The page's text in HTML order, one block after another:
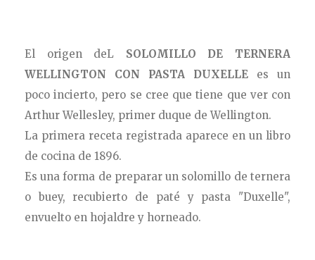
El origen deL SOLOMILLO DE TERNERA
WELLINGTON
CON PASTA DUXELLE es un
poco incierto, pero se cree que tiene que ver con
Arthur Wellesley, primer duque de Wellington.
La primera receta registrada aparece en un libro
de cocina de 1896.
Es una forma de preparar un solomillo de ternera
o buey, recubierto de paté y pasta "Duxelle",
envuelto en hojaldre y horneado.